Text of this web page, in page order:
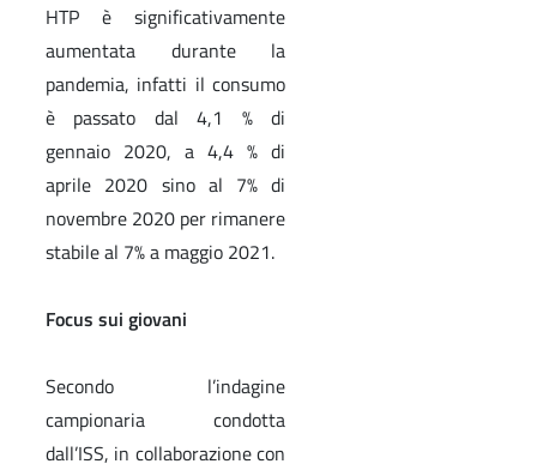
HTP è significativamente
aumentata durante la
pandemia, infatti il consumo
è passato dal 4,1 % di
gennaio 2020, a 4,4 % di
aprile 2020 sino al 7% di
novembre 2020 per rimanere
stabile al 7% a maggio 2021.
Focus sui giovani
Secondo l’indagine
campionaria condotta
dall’ISS, in collaborazione con